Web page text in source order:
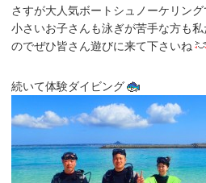
さすが大人気ボートシュノーケリング
小さいお子さんも泳ぎが苦手な方も
のでぜひ皆さん遊びに来て下さいね
続いて体験ダイビング